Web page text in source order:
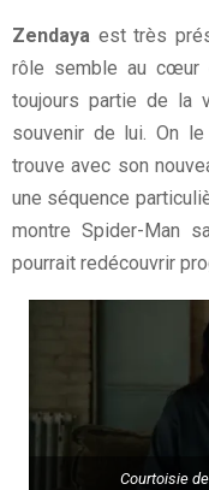
Zendaya est très
rôle semble au cœur
toujours partie de la
souvenir de lui. On
trouve avec son
une séquence
montre Spider-Man
pourrait redécouvrir
Courtoisie